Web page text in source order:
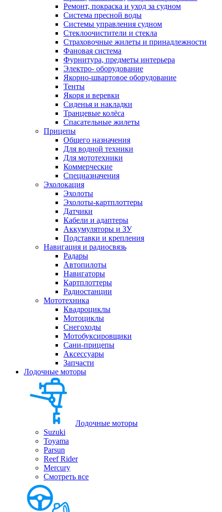
Ремонт, покраска и уход за судном
Система пресной воды
Системы управления судном
Стеклоочистители и стекла
Страховочные жилеты и принадлежности
Фановая система
Фурнитура, предметы интерьера
Электро- оборудование
Якорно-швартовое оборудование
Тенты
Якоря и веревки
Сиденья и накладки
Транцевые колёса
Спасательные жилеты
Прицепы
Общего назначения
Для водной техники
Для мототехники
Коммерческие
Спецназначения
Эхолокация
Эхолоты
Эхолоты-картплоттеры
Датчики
Кабели и адаптеры
Аккумуляторы и ЗУ
Подставки и крепления
Навигация и радиосвязь
Радары
Автопилоты
Навигаторы
Картплоттеры
Радиостанции
Мототехника
Квадроциклы
Мотоциклы
Снегоходы
Мотобуксировщики
Сани-прицепы
Аксессуары
Запчасти
Лодочные моторы
Лодочные моторы
Suzuki
Toyama
Parsun
Reef Rider
Mercury
Смотреть все